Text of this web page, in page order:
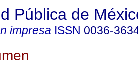
Pública de
impresa ISSN 0036-